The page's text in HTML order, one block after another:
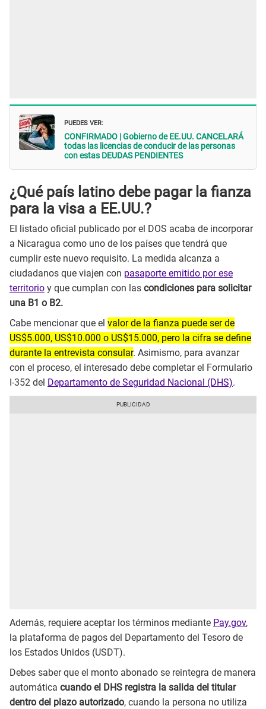
PUEDES VER:
CONFIRMADO | Gobierno de EE.UU. CANCELARÁ
todas las licencias de conducir de las personas
con estas DEUDAS PENDIENTES
¿Qué país latino debe pagar la fianza
para la visa a EE.UU.?
El listado oficial publicado por el DOS acaba de incorporar
a Nicaragua como uno de los países que tendrá que
cumplir este nuevo requisito. La medida alcanza a
ciudadanos que viajen con pasaporte emitido por ese
territorio y que cumplan con las condiciones para solicitar
una B1 o B2.
Cabe mencionar que el valor de la fianza puede ser de
US$5.000, US$10.000 o US$15.000, pero la cifra se define
durante la entrevista consular. Asimismo, para avanzar
con el proceso, el interesado debe completar el Formulario
I-352 del Departamento de Seguridad Nacional (DHS).
Además, requiere aceptar los términos mediante Pay.gov,
la plataforma de pagos del Departamento del Tesoro de
los Estados Unidos (USDT).
Debes saber que el monto abonado se reintegra de manera
automática cuando el DHS registra la salida del titular
dentro del plazo autorizado, cuando la persona no utiliza